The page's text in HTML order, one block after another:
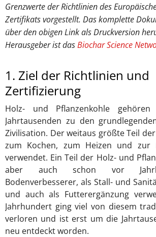
Grenzwerte der Richtlinien des
Zertifikats vorgestellt. Das komplette
über den obigen Link als Druckversion
Herausgeber ist dasBiochar Science
1. Ziel der Richtlinien und
Zertifizierung
Holz- und Pflanzenkohle
Jahrtausenden zu den
Zivilisation. Der weitaus größte Teil
zum Kochen, zum Heizen und zur
verwendet. Ein Teil der Holz- und
aber auch schon vor
Bodenverbesserer, als Stall- und
und auch als Futterergänzung
Jahrhundert ging viel von diesem
verloren und ist erst um die
neu entdeckt worden.